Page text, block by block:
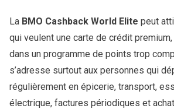
La BMO Cashback World Elite peut
qui veulent une carte de crédit
dans un programme de points trop
s’adresse surtout aux personnes qui
régulièrement en épicerie, transport,
électrique, factures périodiques et